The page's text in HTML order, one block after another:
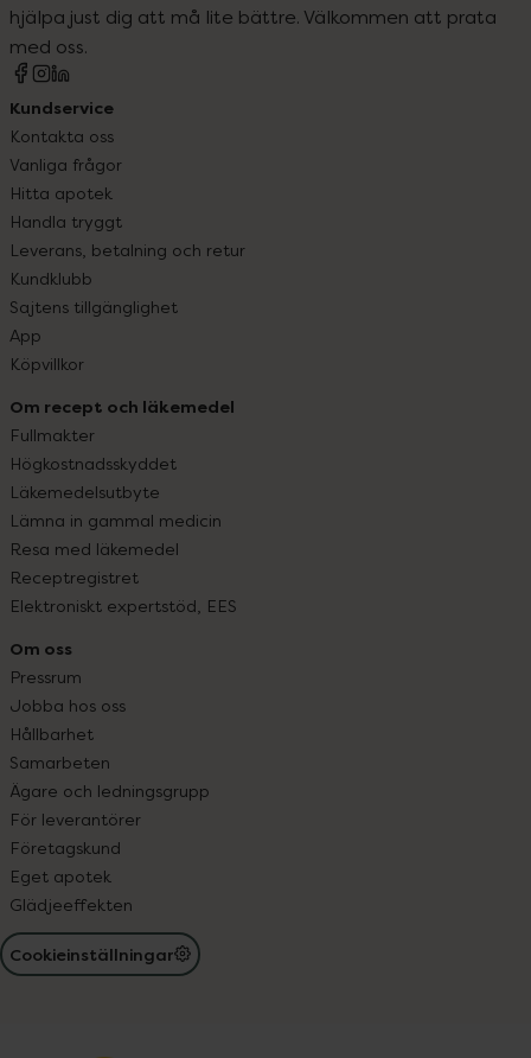
hjälpa just dig att må lite bättre. Välkommen att prata
med oss.
Kundservice
Kontakta oss
Vanliga frågor
Hitta apotek
Handla tryggt
Leverans, betalning och retur
Kundklubb
Sajtens tillgänglighet
App
Köpvillkor
Om recept och läkemedel
Fullmakter
Högkostnadsskyddet
Läkemedelsutbyte
Lämna in gammal medicin
Resa med läkemedel
Receptregistret
Elektroniskt expertstöd, EES
Om oss
Pressrum
Jobba hos oss
Hållbarhet
Samarbeten
Ägare och ledningsgrupp
För leverantörer
Företagskund
Eget apotek
Glädjeeffekten
Cookieinställningar